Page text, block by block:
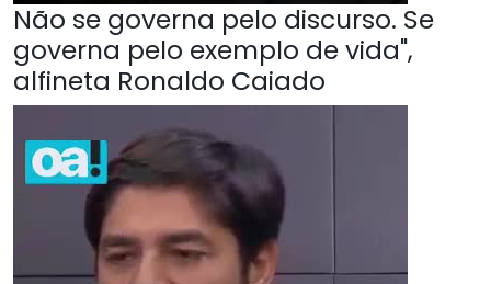
Não se governa pelo discurso. Se
governa pelo exemplo de vida",
alfineta Ronaldo Caiado